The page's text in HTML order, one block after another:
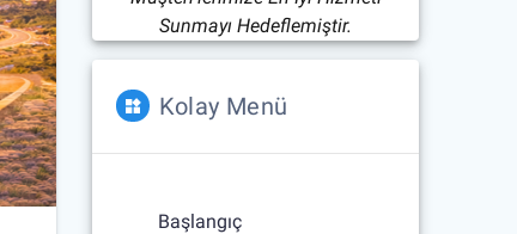
Sunmayı Hedeflemiştir.
Kolay Menü
Başlangıç